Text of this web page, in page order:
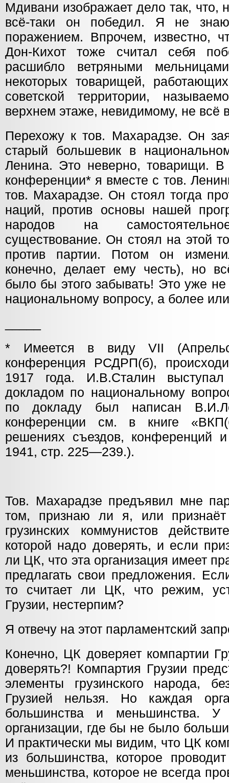
Мдивани изображает дело так, что,
всё-таки он победил. Я не
поражением. Впрочем, известно,
Дон-Кихот тоже считал себя
расшибло ветряными
некоторых товарищей,
советской территории,
верхнем этаже, невидимому, не всё
Перехожу к тов. Махарадзе. Он
старый большевик в
Ленина. Это неверно, товарищи. В
конференции* я вместе с тов.
тов. Махарадзе. Он стоял тогда
наций, против основы нашей
народов на
существование. Он стоял на этой
против партии. Потом он
конечно, делает ему честь), но
было бы этого забывать! Это уже
национальному вопросу, а более
* Имеется в виду VII
конференция РСДРП(б),
1917 года. И.В.Сталин
докладом по национальному
по докладу был написан
конференции см. в книге
решениях съездов, конференций
1941, стр. 225—239.).
Тов. Махарадзе предъявил мне
том, признаю ли я, или
грузинских коммунистов
которой надо доверять, и если
ли ЦК, что эта организация имеет
предлагать свои предложения.
то считает ли ЦК, что режим,
Грузии, нестерпим?
Я отвечу на этот парламентский
Конечно, ЦК доверяет компартии
доверять?! Компартия Грузии
элементы грузинского народа,
Грузией нельзя. Но каждая
большинства и меньшинства.
организации, где бы не было
И практически мы видим, что ЦК
из большинства, которое
меньшинства, которое не всегда